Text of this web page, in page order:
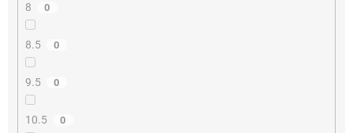
8 0
8.5 0
9.5 0
10.5 0